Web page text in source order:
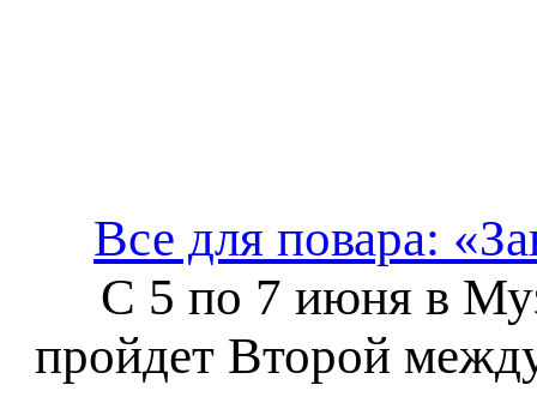
Все для повара:
С 5 по 7 июня в
пройдет Второй